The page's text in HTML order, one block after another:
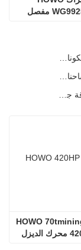
صناعة الشاحنات الصينية الثقيلة: طاقة جديدة وصادرات كمحركات توأم ، مع قيام الشركات المحلية بتسريع ارتفاعها